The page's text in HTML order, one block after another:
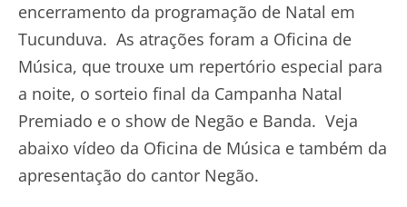
encerramento da programação de Natal em
Tucunduva. As atrações foram a Oficina de
Música, que trouxe um repertório especial para
a noite, o sorteio final da Campanha Natal
Premiado e o show de Negão e Banda. Veja
abaixo vídeo da Oficina de Música e também da
apresentação do cantor Negão.